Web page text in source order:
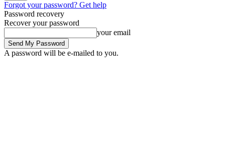
Forgot your password? Get help
Password recovery
Recover your password
your email
A password will be e-mailed to you.